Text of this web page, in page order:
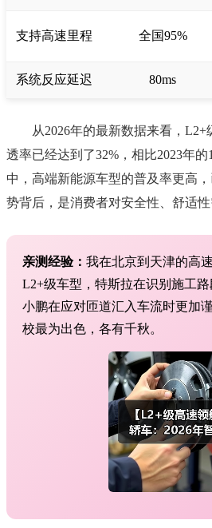
支持高速里程 全国95%
系统反应延迟 80ms
从2026年的最新数据来看，
透率已经达到了32%，相比2023年
中，高端新能源车型的普及率更高
势背后，是消费者对安全性、舒适性
亲测经验： 我在北京到天津的高
L2+级车型，特斯拉在识别施工路
小鹏在应对匝道汇入车流时更加
校最为出色，各有千秋。